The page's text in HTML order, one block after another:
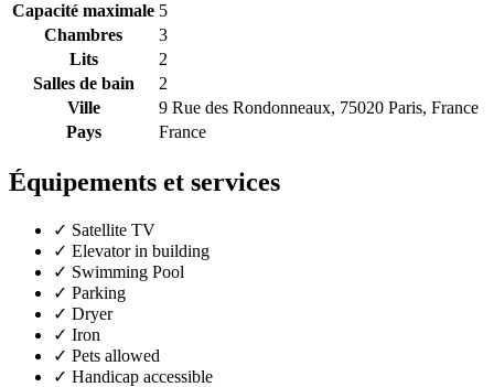
Capacité maximale 5
Chambres
3
Lits
2
Salles de bain
2
Ville
9 Rue des Rondonneaux, 75020 Paris, France
Pays
France
Équipements et services
✓ Satellite TV
✓ Elevator in building
✓ Swimming Pool
✓ Parking
✓ Dryer
✓ Iron
✓ Pets allowed
✓ Handicap accessible